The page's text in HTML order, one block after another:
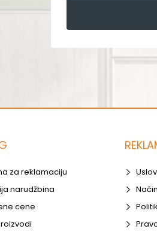
za reklamaciju
narudžbina
cene